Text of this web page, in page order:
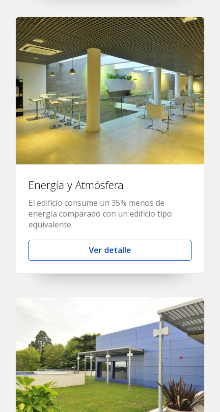
Energía y Atmósfera
El edificio consume un 35% menos de
energía comparado con un edificio tipo
equivalente.
Ver detalle